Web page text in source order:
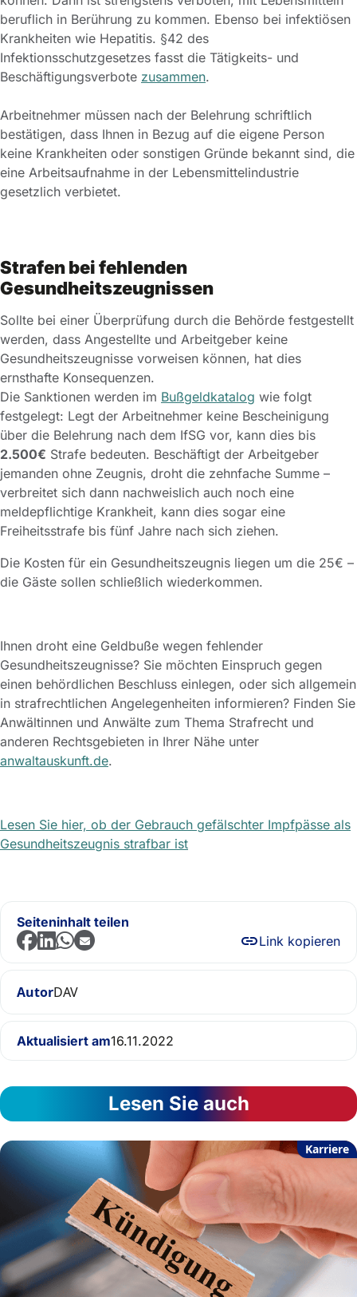
beruflich in Berührung zu kommen. Ebenso bei infektiösen
Krankheiten wie Hepatitis. §42 des
Infektionsschutzgesetzes fasst die Tätigkeits- und
Beschäftigungsverbote zusammen.
Arbeitnehmer müssen nach der Belehrung schriftlich
bestätigen, dass Ihnen in Bezug auf die eigene Person
keine Krankheiten oder sonstigen Gründe bekannt sind, die
eine Arbeitsaufnahme in der Lebensmittelindustrie
gesetzlich verbietet.
Strafen bei fehlenden
Gesundheitszeugnissen
Sollte bei einer Überprüfung durch die Behörde festgestellt
werden, dass Angestellte und Arbeitgeber keine
Gesundheitszeugnisse vorweisen können, hat dies
ernsthafte Konsequenzen.
Die Sanktionen werden im Bußgeldkatalog wie folgt
festgelegt: Legt der Arbeitnehmer keine Bescheinigung
über die Belehrung nach dem IfSG vor, kann dies bis
2.500€ Strafe bedeuten. Beschäftigt der Arbeitgeber
jemanden ohne Zeugnis, droht die zehnfache Summe –
verbreitet sich dann nachweislich auch noch eine
meldepflichtige Krankheit, kann dies sogar eine
Freiheitsstrafe bis fünf Jahre nach sich ziehen.
Die Kosten für ein Gesundheitszeugnis liegen um die 25€ –
die Gäste sollen schließlich wiederkommen.
Ihnen droht eine Geldbuße wegen fehlender
Gesundheitszeugnisse? Sie möchten Einspruch gegen
einen behördlichen Beschluss einlegen, oder sich allgemein
in strafrechtlichen Angelegenheiten informieren? Finden Sie
Anwältinnen und Anwälte zum Thema Strafrecht und
anderen Rechtsgebieten in Ihrer Nähe unter
anwaltauskunft.de.
Lesen Sie hier, ob der Gebrauch gefälschter Impfpässe als
Gesundheitszeugnis strafbar ist
Seiteninhalt teilen
Link kopieren
AutorDAV
Aktualisiert am16.11.2022
Lesen Sie auch
Karriere